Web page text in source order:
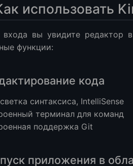
использовать
входа вы увидите редактор
функции:
кода
синтаксиса, IntelliSense
терминал для команд
поддержка Git
приложения в